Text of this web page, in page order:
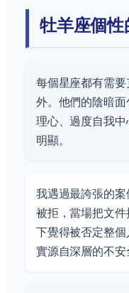
牡羊座個
每個星座都有需
外。他們的陰暗
理心、過度自我
明顯。
我遇過最誇張的
被拒，當場把文
下覺得被否定整
實源自深層的不安